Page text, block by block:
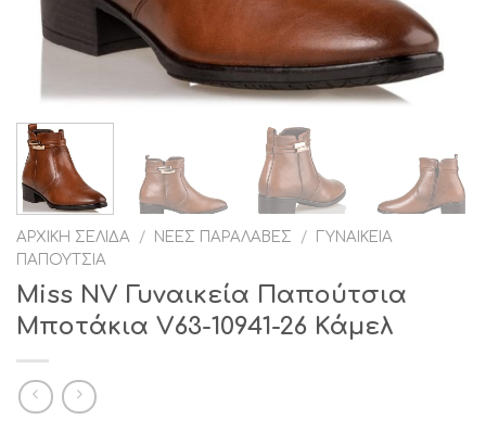
ΑΡΧΙΚΉ ΣΕΛΊΔΑ / ΝΈΕΣ ΠΑΡΑΛΑΒΈΣ /
ΓΥΝΑΙΚΕΊΑ
ΠΑΠΟΎΤΣΙΑ
Miss NV Γυναικεία Παπούτσια
Μποτάκια V63-10941-26 Κάμελ